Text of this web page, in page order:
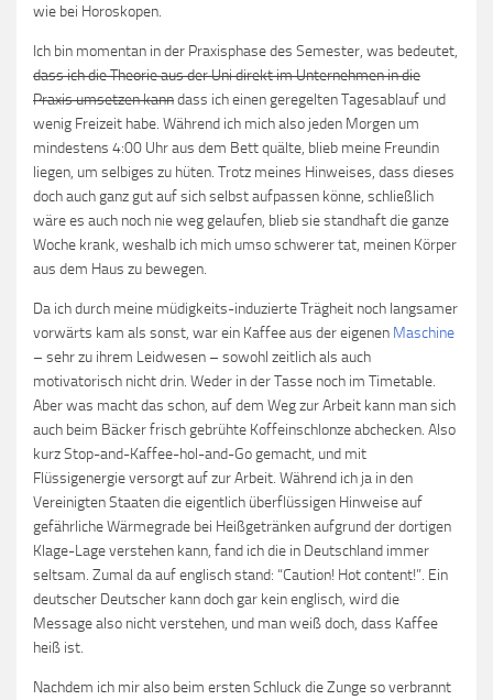
wie bei Horoskopen.
Ich bin momentan in der Praxisphase des Semester, was bedeutet,
dass ich die Theorie aus der Uni direkt im Unternehmen in die
Praxis umsetzen kanndass ich einen geregelten Tagesablauf und
wenig Freizeit habe. Während ich mich also jeden Morgen um
mindestens 4:00 Uhr aus dem Bett quälte, blieb meine Freundin
liegen, um selbiges zu hüten. Trotz meines Hinweises, dass dieses
doch auch ganz gut auf sich selbst aufpassen könne, schließlich
wäre es auch noch nie weg gelaufen, blieb sie standhaft die ganze
Woche krank, weshalb ich mich umso schwerer tat, meinen Körper
aus dem Haus zu bewegen.
Da ich durch meine müdigkeits-induzierte Trägheit noch langsamer
vorwärts kam als sonst, war ein Kaffee aus der eigenen Maschine
– sehr zu ihrem Leidwesen – sowohl zeitlich als auch
motivatorisch nicht drin. Weder in der Tasse noch im Timetable.
Aber was macht das schon, auf dem Weg zur Arbeit kann man sich
auch beim Bäcker frisch gebrühte Koffeinschlonze abchecken. Also
kurz Stop-and-Kaffee-hol-and-Go gemacht, und mit
Flüssigenergie versorgt auf zur Arbeit. Während ich ja in den
Vereinigten Staaten die eigentlich überflüssigen Hinweise auf
gefährliche Wärmegrade bei Heißgetränken aufgrund der dortigen
Klage-Lage verstehen kann, fand ich die in Deutschland immer
seltsam. Zumal da auf englisch stand: “Caution! Hot content!”. Ein
deutscher Deutscher kann doch gar kein englisch, wird die
Message also nicht verstehen, und man weiß doch, dass Kaffee
heiß ist.
Nachdem ich mir also beim ersten Schluck die Zunge so verbrannt